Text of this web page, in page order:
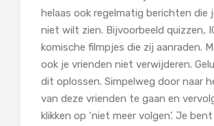
helaas ook regelmatig berichten die
niet wilt zien. Bijvoorbeeld quizzen,
komische filmpjes die zij aanraden.
ook je vrienden niet verwijderen.
dit oplossen. Simpelweg door naar
van deze vrienden te gaan en
klikken op ‘niet meer volgen’. Je